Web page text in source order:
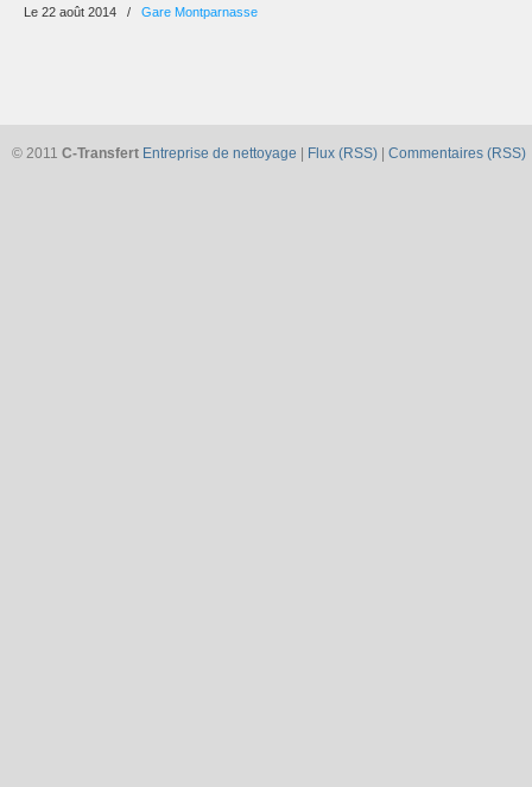
Le 22 août 2014 / Gare Montparnasse
© 2011 C-Transfert Entreprise de nettoyage Flux (RSS) Commentaires (RSS)